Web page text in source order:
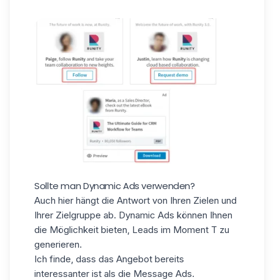
Sollte man Dynamic Ads verwenden?
Auch hier hängt die Antwort von Ihren Zielen und
Ihrer Zielgruppe ab. Dynamic Ads können Ihnen
die Möglichkeit bieten, Leads im Moment T zu
generieren.
Ich finde, dass das Angebot bereits
interessanter ist als die Message Ads.